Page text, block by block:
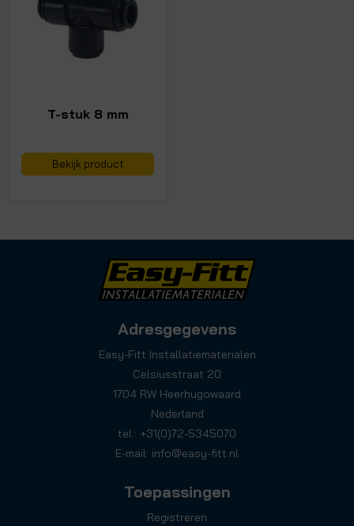
T-stuk 8 mm
Bekijk product
Adresgegevens
Easy-Fitt Installatiematerialen
Celsiusstraat 20
1704 RW Heerhugowaard
Nederland
tel.: +31(0)72-5345070
E-mail: info@easy-fitt.nl
Toepassingen
Registreren